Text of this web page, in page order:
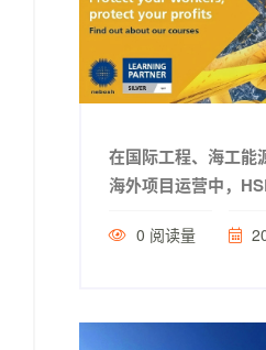
在国际工程、海工能
海外项目运营中，
0 阅读量